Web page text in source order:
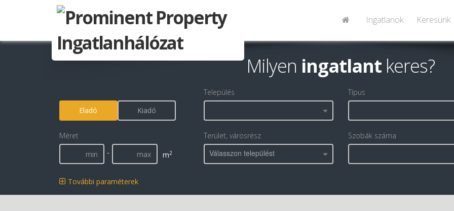
Ingatlanok Keresünk
Milyen ingatlant keres?
Eladó Kiadó
Település Típus
Méret
-
m2
Terület, városrész
Válasszon települést
Szobák száma
További paraméterek